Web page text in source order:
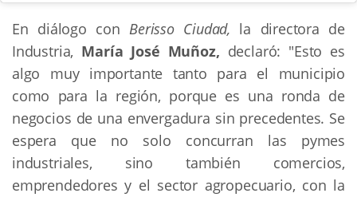
En diálogo con Berisso Ciudad, la directora de
Industria, María José Muñoz, declaró: "Esto es
algo muy importante tanto para el municipio
como para la región, porque es una ronda de
negocios de una envergadura sin precedentes. Se
espera que no solo concurran las pymes
industriales, sino también comercios,
emprendedores y el sector agropecuario, con la